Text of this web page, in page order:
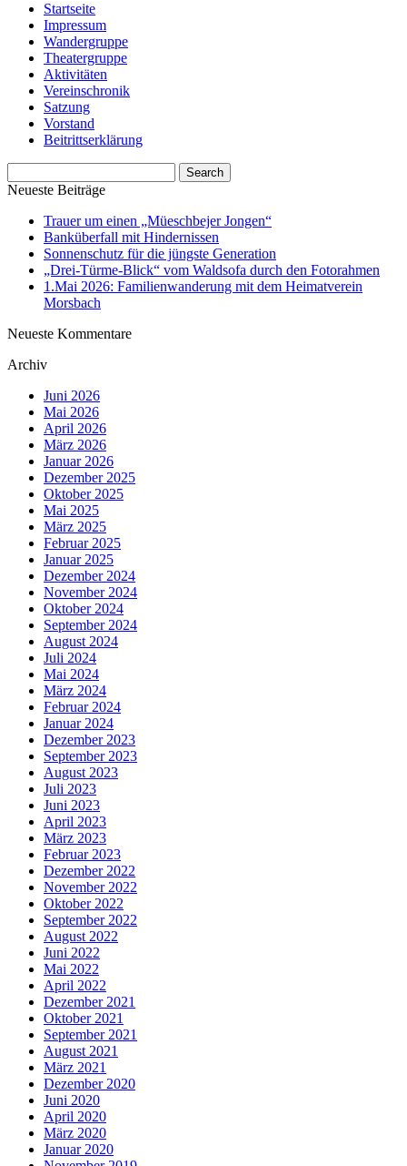
Startseite
Impressum
Wandergruppe
Theatergruppe
Aktivitäten
Vereinschronik
Satzung
Vorstand
Beitrittserklärung
Neueste Beiträge
Trauer um einen „Müeschbejer Jongen“
Banküberfall mit Hindernissen
Sonnenschutz für die jüngste Generation
„Drei-Türme-Blick“ vom Waldsofa durch den Fotorahmen
1.Mai 2026: Familienwanderung mit dem Heimatverein
Morsbach
Neueste Kommentare
Archiv
Juni 2026
Mai 2026
April 2026
März 2026
Januar 2026
Dezember 2025
Oktober 2025
Mai 2025
März 2025
Februar 2025
Januar 2025
Dezember 2024
November 2024
Oktober 2024
September 2024
August 2024
Juli 2024
Mai 2024
März 2024
Februar 2024
Januar 2024
Dezember 2023
September 2023
August 2023
Juli 2023
Juni 2023
April 2023
März 2023
Februar 2023
Dezember 2022
November 2022
Oktober 2022
September 2022
August 2022
Juni 2022
Mai 2022
April 2022
Dezember 2021
Oktober 2021
September 2021
August 2021
März 2021
Dezember 2020
Juni 2020
April 2020
März 2020
Januar 2020